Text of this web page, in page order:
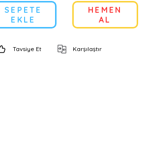
SEPETE
EKLE
HEMEN
AL
Tavsiye Et Karşılaştır